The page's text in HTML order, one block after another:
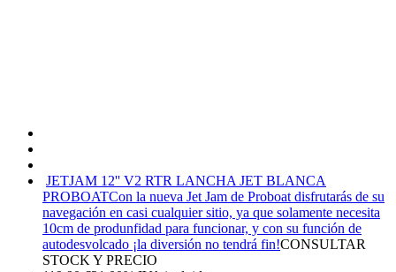
JETJAM 12'' V2 RTR LANCHA JET BLANCA
PROBOATCon la nueva Jet Jam de Proboat disfrutarás de su
navegación en casi cualquier sitio, ya que solamente necesita
10cm de produnfidad para funcionar, y con su función de
autodesvolcado ¡la diversión no tendrá fin!CONSULTAR
STOCK Y PRECIO